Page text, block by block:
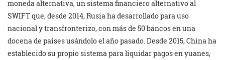
moneda alternativa, un sistema financiero alternativo al
SWIFT que, desde 2014, Rusia ha desarrollado para uso
nacional y transfronterizo, con más de 50 bancos en una
docena de países usándolo el año pasado. Desde 2015, China ha
establecido su propio sistema para liquidar pagos en yuanes,